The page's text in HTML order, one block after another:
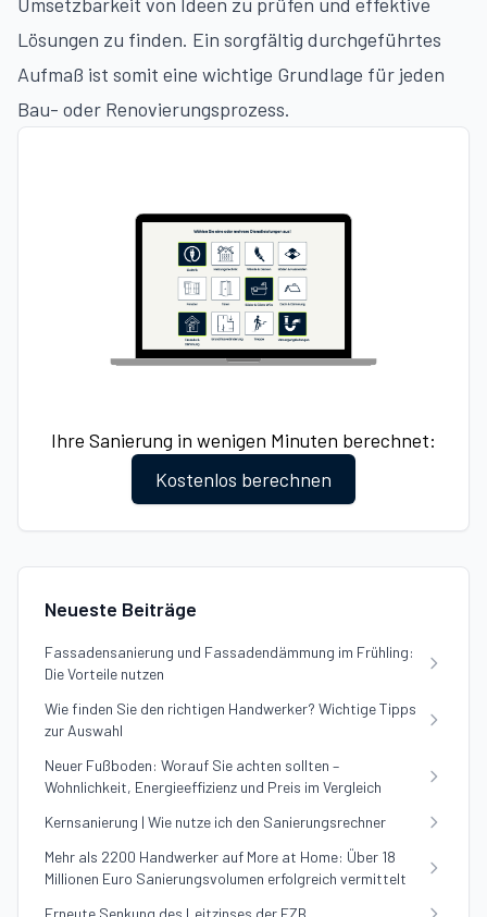
Lösungen zu finden. Ein sorgfältig durchgeführtes
Aufmaß ist somit eine wichtige Grundlage für jeden
Bau- oder Renovierungsprozess.
Ihre Sanierung in wenigen Minuten berechnet:
Kostenlos berechnen
Neueste Beiträge
Fassadensanierung und Fassadendämmung im Frühling:
Die Vorteile nutzen
Wie finden Sie den richtigen Handwerker? Wichtige Tipps
zur Auswahl
Neuer Fußboden: Worauf Sie achten sollten –
Wohnlichkeit, Energieeffizienz und Preis im Vergleich
Kernsanierung | Wie nutze ich den Sanierungsrechner
Mehr als 2200 Handwerker auf More at Home: Über 18
Millionen Euro Sanierungsvolumen erfolgreich vermittelt
Erneute Senkung des Leitzinses der EZB